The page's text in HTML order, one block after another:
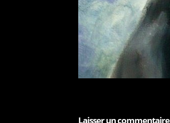
Laisser un commentaire